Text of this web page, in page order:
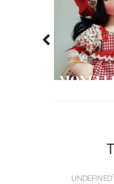
UNDEFINED